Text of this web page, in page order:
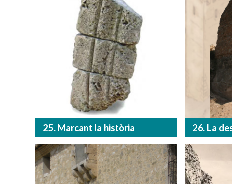
25. Marcant la història 26. La